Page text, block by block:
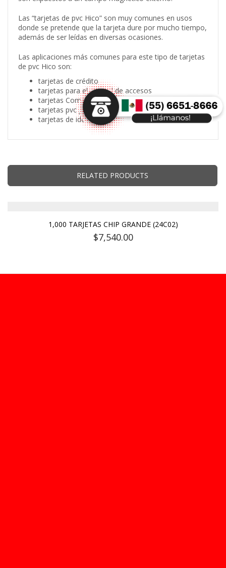
Las “tarjetas de pvc Hico” son muy comunes en usos
donde se pretende que la tarjeta dure por mucho tiempo,
además de ser leídas en diversas ocasiones.
Las aplicaciones más comunes para este tipo de tarjetas
de pvc Hico son:
tarjetas de crédito
tarjetas para el control de accesos
tarjetas Comerciales
tarjetas pvc personalizadas
tarjetas de identificación
RELATED PRODUCTS
1,000 TARJETAS CHIP GRANDE (24C02)
$7,540.00